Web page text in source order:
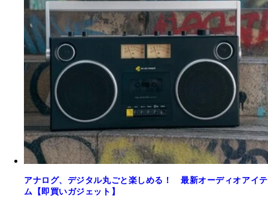
アナログ、デジタル丸ごと楽しめる！ 最新オーディオアイテ
ム【即買いガジェット】